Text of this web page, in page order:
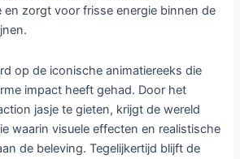
en zorgt voor frisse energie binnen de
op de iconische animatiereeks die
impact heeft gehad. Door het
jasje te gieten, krijgt de wereld
waarin visuele effecten en realistische
de beleving. Tegelijkertijd blijft de